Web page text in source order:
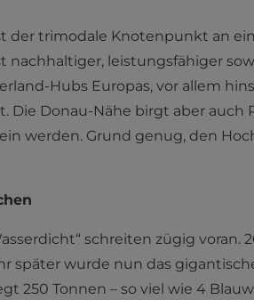
der trimodale Knotenpunkt an
nachhaltiger, leistungsfähiger
Hubs Europas, vor allem
Die Donau-Nähe birgt aber
werden. Grund genug, den
schreiten zügig voran.
später wurde nun das
250 Tonnen – so viel wie 4